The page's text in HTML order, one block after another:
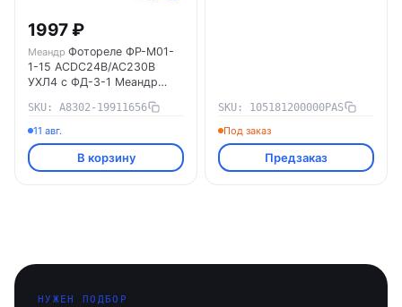
1997 ₽
Меандр Фотореле ФР-М01-
1-15 ACDC24В/AC230В
УХЛ4 с ФД-3-1 Меандр
SKU: A8302-19911656
11 авг.
В корзину
SKU: 105181200000PAS
Под заказ
Предзаказ
НУЖЕН ПОДБОР